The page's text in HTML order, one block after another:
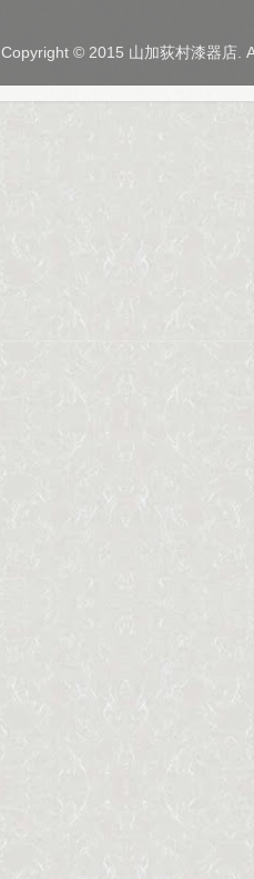
Copyright © 2015 山加荻村漆器店.